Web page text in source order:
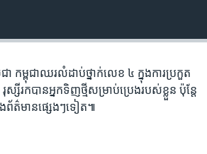
ា កម្ពុជា​ឈរ​លំដាប់​ថ្នាក់​លេខ​ ៤​ ក្នុង​ការ​ប្រកួត​
សី​រកបាន​អ្នក​ទិញ​ថ្មី​សម្រាប់​ប្រេង​របស់​ខ្លួន​ ប៉ុន្តែ​
ត៌មាន​ផ្សេងៗទៀត៕